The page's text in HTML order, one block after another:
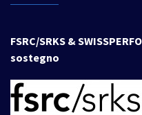
FSRC/SRKS &
sostegno